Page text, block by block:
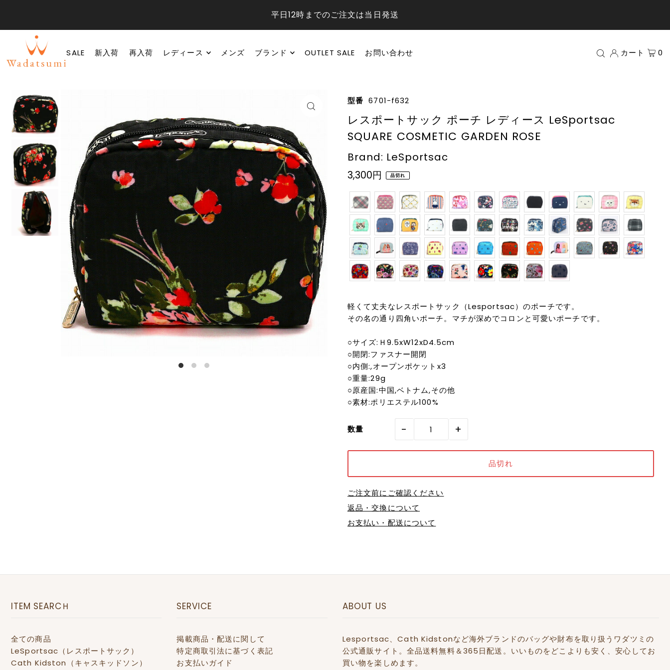
平日12時までのご注文は当日発送
SALE 新入荷 再入荷 レディース メンズ ブランド OUTLET SALE お問い合わせ カート 0
型番 6701-f632
レスポートサック ポーチ レディース LeSportsac
SQUARE COSMETIC GARDEN ROSE
Brand: LeSportsac
3,300円 品切れ
軽くて丈夫なレスポートサック（Lesportsac）のポーチです。
その名の通り四角いポーチ。マチが深めでコロンと可愛いポーチです。
○サイズ:Ｈ9.5xW12xD4.5cm
○開閉:ファスナー開閉
○内側:,オープンポケットx3
○重量:29g
○原産国:中国,ベトナム,その他
○素材:ポリエステル100%
数量 - +
ご注文前にご確認ください
返品・交換について
お支払い・配送について
ITEM SEARCＨ
全ての商品
LeSportsac（レスポートサック）
Cath Kidston（キャスキッドソン）
SERVICE
掲載商品・配送に関して
特定商取引法に基づく表記
お支払いガイド
ABOUT US
Lesportsac、Cath Kidstonなど海外ブランドのバッグや財布を取り扱うワダツミの
公式通販サイト。全品送料無料＆365日配送。いいものをどこよりも安く、安心してお
買い物を楽しめます。